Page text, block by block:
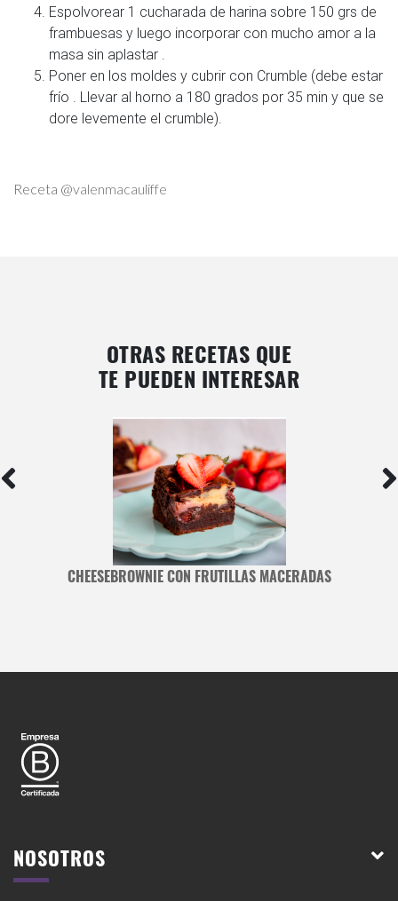
Espolvorear 1 cucharada de harina sobre 150 grs de
frambuesas y luego incorporar con mucho amor a la
masa sin aplastar .
Poner en los moldes y cubrir con Crumble (debe estar
frío . Llevar al horno a 180 grados por 35 min y que se
dore levemente el crumble).
Receta @valenmacauliffe
OTRAS RECETAS QUE
TE PUEDEN INTERESAR
CHEESEBROWNIE CON FRUTILLAS MACERADAS
NOSOTROS